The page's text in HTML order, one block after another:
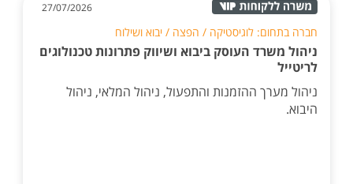
27/07/2026
חברה בתחום: לוגיסטיקה / הפצה / יבוא ושילוח
ניהול משרד העוסק ביבוא ושיווק פתרונות טכנולוגים
לריטייל
ניהול מערך ההזמנות והתפעול, ניהול המלאי, ניהול
היבוא.